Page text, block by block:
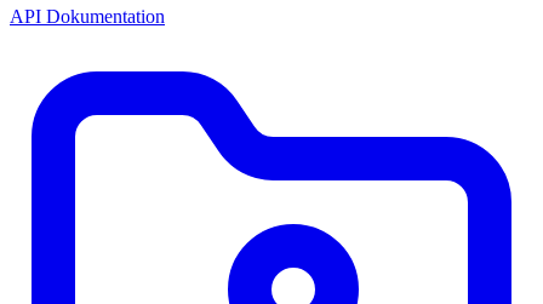
API Dokumentation